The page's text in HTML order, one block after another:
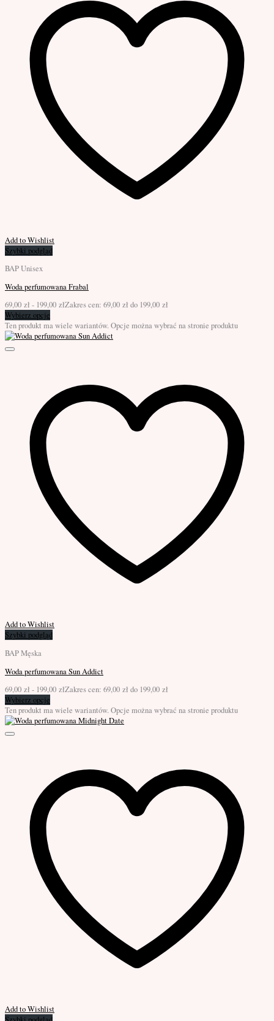
Add to Wishlist
Szybki podgląd
BAP Unisex
Woda perfumowana Frabal
69,00 zł - 199,00 złZakres cen: 69,00 zł do 199,00 zł
Wybierz opcje
Ten produkt ma wiele wariantów. Opcje można wybrać na stronie produktu
Add to Wishlist
Szybki podgląd
BAP Męska
Woda perfumowana Sun Addict
69,00 zł - 199,00 złZakres cen: 69,00 zł do 199,00 zł
Wybierz opcje
Ten produkt ma wiele wariantów. Opcje można wybrać na stronie produktu
Add to Wishlist